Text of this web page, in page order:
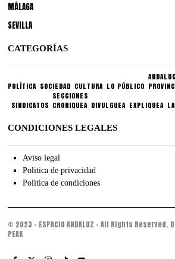
MÁLAGA
SEVILLA
CATEGORÍAS
POLÍTICA SOCIEDAD CULTURA LO PÚBLICO
SINDICATOS
SECCIONES
CRONIQUEA DIVULGUEA EXPLIQUEA
CONDICIONES LEGALES
Aviso legal
Politica de privacidad
Politica de condiciones
© 2023 - ESPACIO ANDALUZ - All Rights Reserved.
PEAK